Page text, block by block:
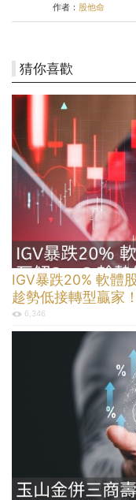
作者： 股他命
猜你喜歡
IGV暴跌20% 軟體
趁勢低接轉型贏家！
6,346